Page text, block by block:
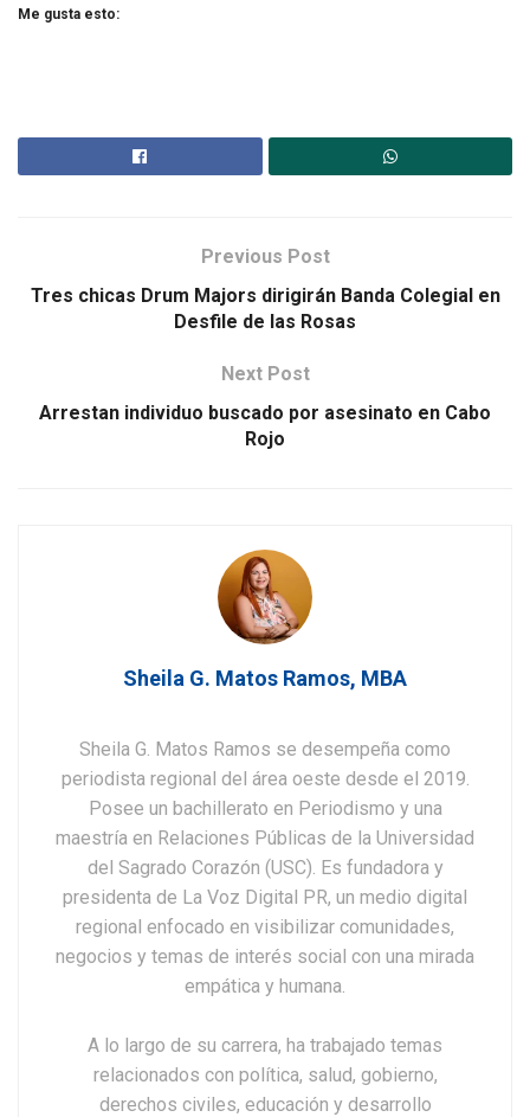
Me gusta esto:
Previous Post
Tres chicas Drum Majors dirigirán Banda Colegial en
Desfile de las Rosas
Next Post
Arrestan individuo buscado por asesinato en Cabo
Rojo
Sheila G. Matos Ramos, MBA
Sheila G. Matos Ramos se desempeña como
periodista regional del área oeste desde el 2019.
Posee un bachillerato en Periodismo y una
maestría en Relaciones Públicas de la Universidad
del Sagrado Corazón (USC). Es fundadora y
presidenta de La Voz Digital PR, un medio digital
regional enfocado en visibilizar comunidades,
negocios y temas de interés social con una mirada
empática y humana.
A lo largo de su carrera, ha trabajado temas
relacionados con política, salud, gobierno,
derechos civiles, educación y desarrollo